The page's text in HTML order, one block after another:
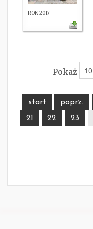
ROK 2017
Pokaż
start poprz.
21 22 23